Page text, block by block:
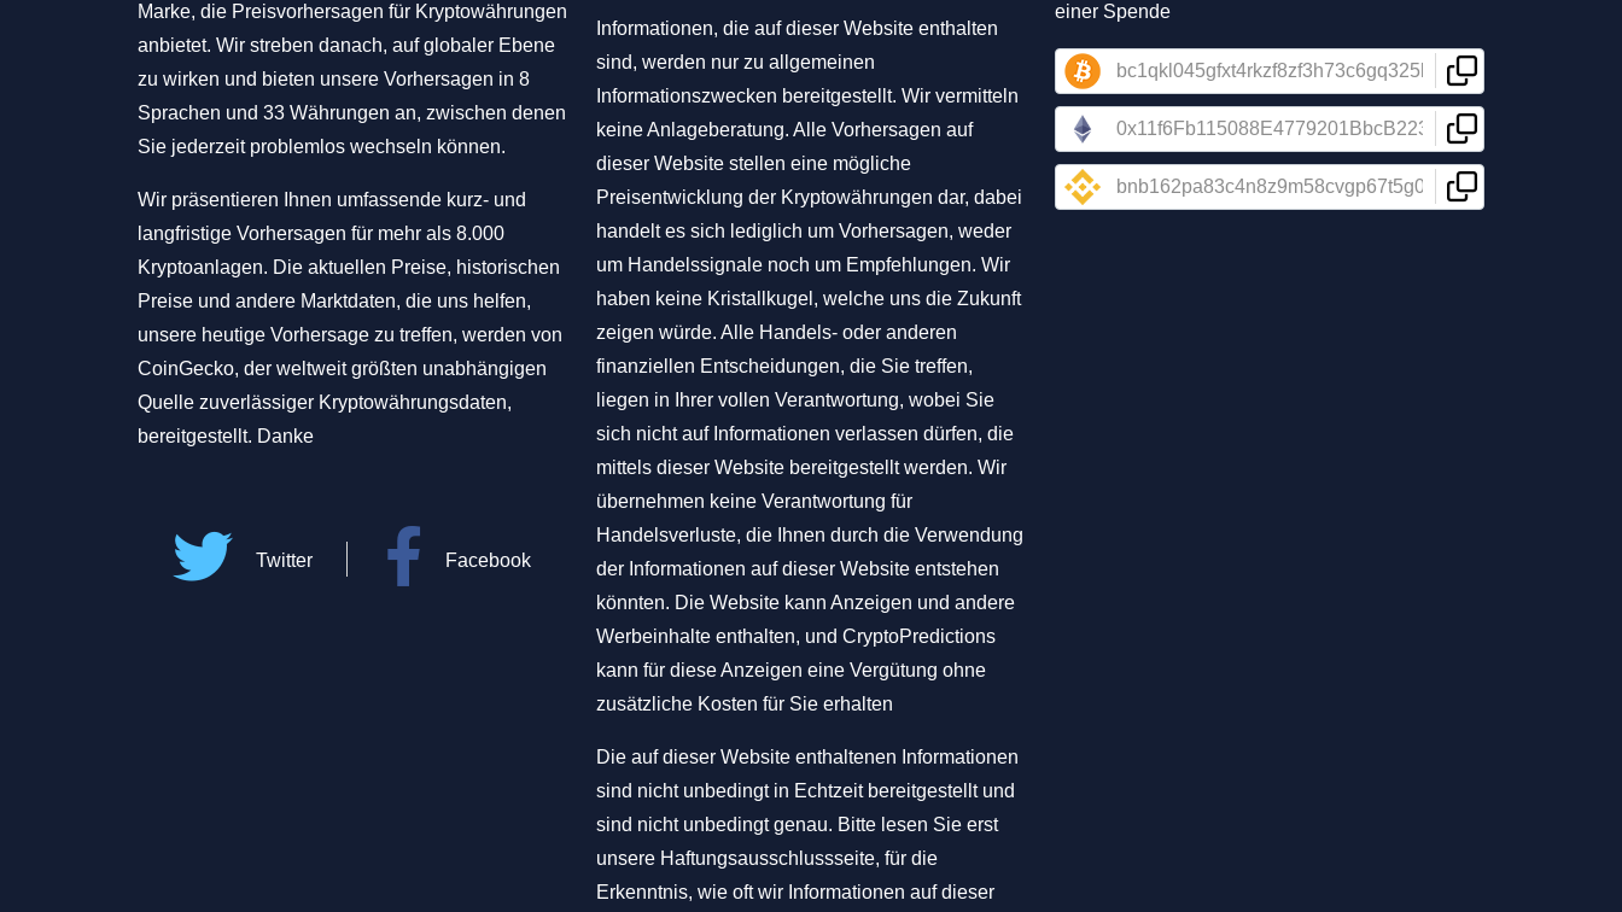
Marke, die Preisvorhersagen für Kryptowährungen
anbietet. Wir streben danach, auf globaler Ebene
zu wirken und bieten unsere Vorhersagen in 8
Sprachen und 33 Währungen an, zwischen denen
Sie jederzeit problemlos wechseln können.
Wir präsentieren Ihnen umfassende kurz- und
langfristige Vorhersagen für mehr als 8.000
Kryptoanlagen. Die aktuellen Preise, historischen
Preise und andere Marktdaten, die uns helfen,
unsere heutige Vorhersage zu treffen, werden von
CoinGecko, der weltweit größten unabhängigen
Quelle zuverlässiger Kryptowährungsdaten,
bereitgestellt. Danke
Twitter Facebook
Informationen, die auf dieser Website enthalten
sind, werden nur zu allgemeinen
Informationszwecken bereitgestellt. Wir vermitteln
keine Anlageberatung. Alle Vorhersagen auf
dieser Website stellen eine mögliche
Preisentwicklung der Kryptowährungen dar, dabei
handelt es sich lediglich um Vorhersagen, weder
um Handelssignale noch um Empfehlungen. Wir
haben keine Kristallkugel, welche uns die Zukunft
zeigen würde. Alle Handels- oder anderen
finanziellen Entscheidungen, die Sie treffen,
liegen in Ihrer vollen Verantwortung, wobei Sie
sich nicht auf Informationen verlassen dürfen, die
mittels dieser Website bereitgestellt werden. Wir
übernehmen keine Verantwortung für
Handelsverluste, die Ihnen durch die Verwendung
der Informationen auf dieser Website entstehen
könnten. Die Website kann Anzeigen und andere
Werbeinhalte enthalten, und CryptoPredictions
kann für diese Anzeigen eine Vergütung ohne
zusätzliche Kosten für Sie erhalten
Die auf dieser Website enthaltenen Informationen
sind nicht unbedingt in Echtzeit bereitgestellt und
sind nicht unbedingt genau. Bitte lesen Sie erst
unsere Haftungsausschlussseite, für die
Erkenntnis, wie oft wir Informationen auf dieser
einer Spende